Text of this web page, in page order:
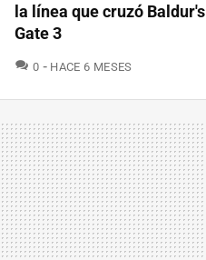
la línea que cruzó Baldur's
Gate 3
0 COMENTARIOS
HACE 6 MESES